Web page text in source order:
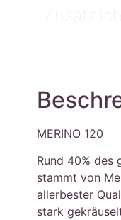
MERINO 120
Rund 40% des
stammt von
allerbester
stark